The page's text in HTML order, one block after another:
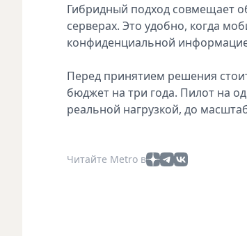
Гибридный подход совмещает
серверах. Это удобно, когда
конфиденциальной
Перед принятием решения
бюджет на три года. Пилот на
реальной нагрузкой, до
Читайте Metro в